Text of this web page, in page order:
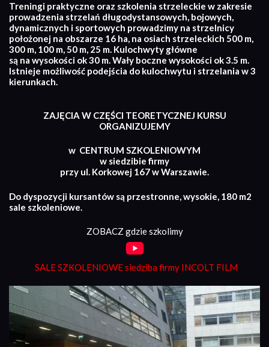
Treningi praktyczne oraz szkolenia strzeleckie w zakresie
prowadzenia strzelań długodystansowych, bojowych,
dynamicznych i sportowych prowadzimy na strzelnicy
położonej na obszarze 16 ha, na osiach strzeleckich 500 m,
300 m, 100 m, 50 m, 25 m. Kulochwyty główne
są na wysokości ok 30 m. Wały boczne wysokości ok 3.5 m.
Istnieje możliwość podejścia do kulochwytu i strzelania w 3
kierunkach.
ZAJĘCIA W CZĘŚCI TEORETYCZNEJ KURSU
ORGANIZUJEMY
w CENTRUM SZKOLENIOWYM
w siedzibie firmy
przy ul. Korkowej 167 w Warszawie.
Do dyspozycji kursantów są przestronne, wysokie, 180 m2
sale szkoleniowe.
ZOBACZ gdzie szkolimy
SALE SZKOLENIOWE siedziba firmy INCOLT FILM